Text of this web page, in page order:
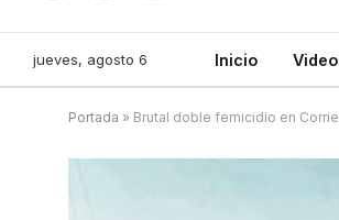
jueves, agosto 6 Inicio
Portada » Brutal doble femicidio en